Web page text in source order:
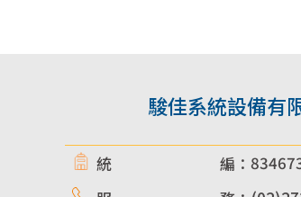
駿佳系統設備有
統 編：